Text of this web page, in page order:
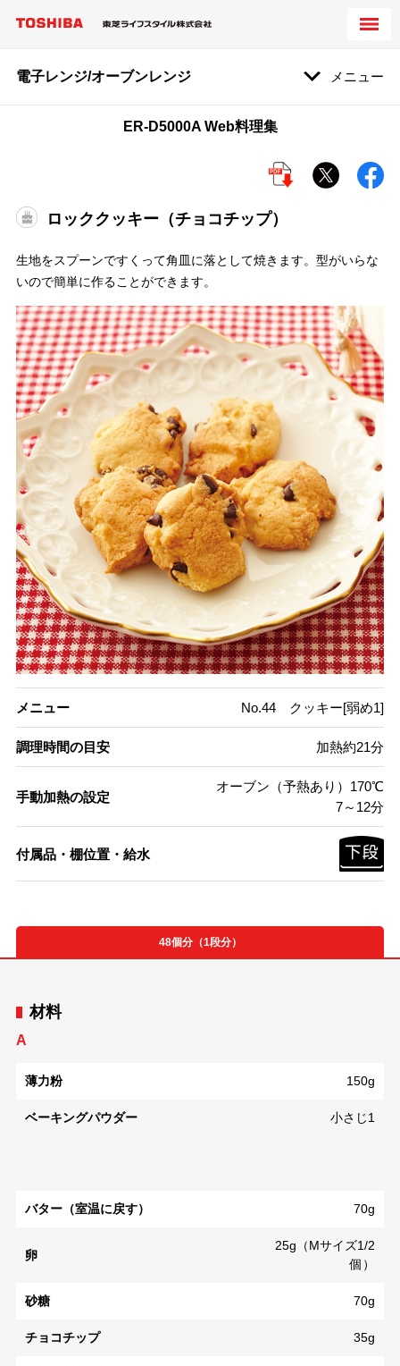
電子レンジ/オーブンレンジ メニュー
ER-D5000A Web料理集
ロッククッキー（チョコチップ）
生地をスプーンですくって角皿に落として焼きます。型がいらな
いので簡単に作ることができます。
メニュー No.44 クッキー[弱め1]
調理時間の目安 加熱約21分
手動加熱の設定
オーブン（予熱あり）170℃
7～12分
付属品・棚位置・給水
48個分（1段分）
材料
A
薄力粉 150g
ベーキングパウダー 小さじ1
バター（室温に戻す） 70g
卵
25g（Mサイズ1/2
個）
砂糖 70g
チョコチップ 35g